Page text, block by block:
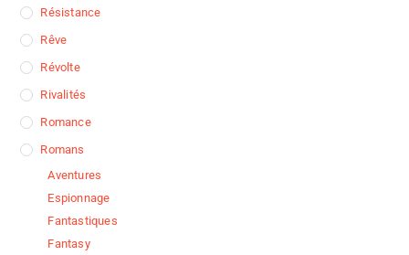
Résistance
Rêve
Révolte
Rivalités
Romance
Romans
Aventures
Espionnage
Fantastiques
Fantasy